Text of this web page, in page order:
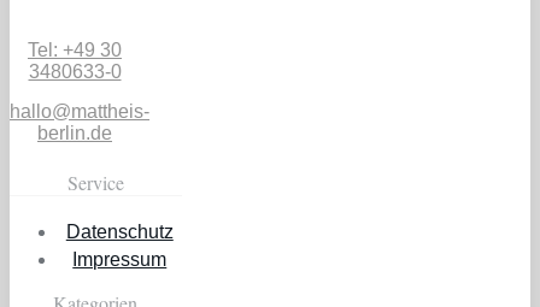
Tel: +49 30
3480633-0
hallo@mattheis-
berlin.de
Service
Datenschutz
Impressum